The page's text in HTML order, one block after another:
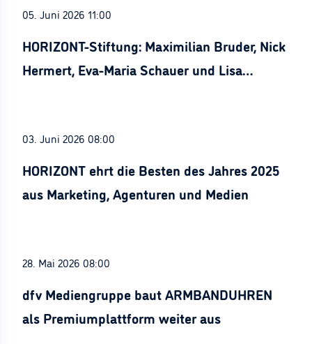
05. Juni 2026 11:00
HORIZONT-Stiftung: Maximilian Bruder, Nick
Hermert, Eva-Maria Schauer und Lisa
03. Juni 2026 08:00
HORIZONT ehrt die Besten des Jahres 2025
aus Marketing, Agenturen und Medien
28. Mai 2026 08:00
dfv Mediengruppe baut ARMBANDUHREN
als Premiumplattform weiter aus